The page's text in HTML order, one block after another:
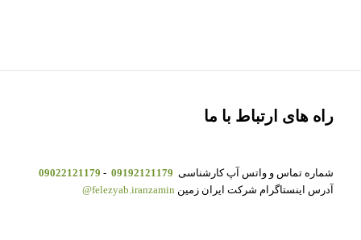
راه های ارتباط با ما
شماره تماس و واتس آپ کارشناسی 09192121179
-
09022121179
آدرس اینستاگرام شرکت ایران زمین felezyab.iranzamin@